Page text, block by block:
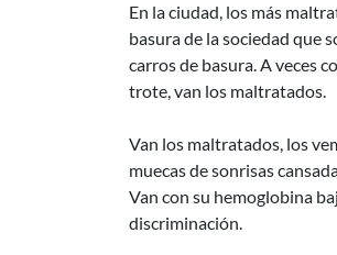
En la ciudad, los más
basura de la sociedad que
carros de basura. A veces
trote, van los maltratados.
Van los maltratados, los
muecas de sonrisas
Van con su hemoglobina
discriminación.